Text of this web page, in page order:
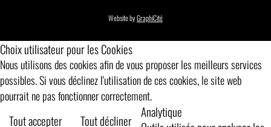
Website byGraphiCité
Choix utilisateur pour les Cookies
Nous utilisons des cookies afin de vous proposer les meilleurs services
possibles. Si vous déclinez l'utilisation de ces cookies, le site web
pourrait ne pas fonctionner correctement.
Tout accepter Tout décliner
Analytique